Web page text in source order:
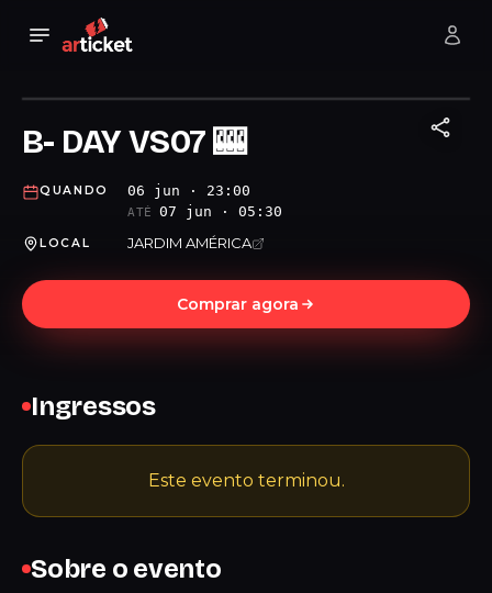
B- DAY VS07 🎰
QUANDO 06 jun · 23:00
ATÉ 07 jun · 05:30
LOCAL JARDIM AMÉRICA
Comprar agora
Sobre o evento
Ingressos
Este evento terminou.